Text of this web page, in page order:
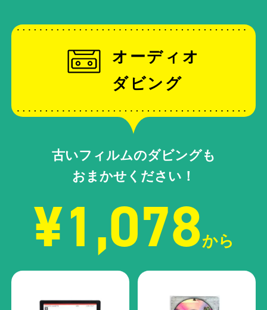
オーディオ
ダビング
古いフィルムのダビングも
おまかせください！
¥1,078から